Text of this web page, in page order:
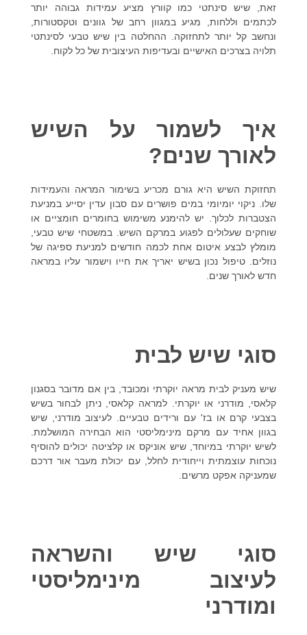
זאת, שיש סינתטי כמו קוורץ מציע עמידות גבוהה יותר
לכתמים וללחות, מגיע במגוון רחב של גוונים וטקסטורות,
ונחשב קל יותר לתחזוקה. ההחלטה בין שיש טבעי לסינתטי
תלויה בצרכים האישיים ובעדיפות העיצובית של כל לקוח.
איך לשמור על השיש
לאורך שנים?
תחזוקת השיש היא גורם מכריע בשימור המראה והעמידות
שלו. ניקוי יומיומי במים פושרים עם סבון עדין יסייע במניעת
הצטברות לכלוך. יש להימנע משימוש בחומרים חומציים או
שוחקים שעלולים לפגוע במרקם השיש. במשטחי שיש טבעי,
מומלץ לבצע איטום אחת לכמה חודשים למניעת ספיגה של
נוזלים. טיפול נכון בשיש יאריך את חייו וישמור עליו במראה
חדש לאורך שנים.
סוגי שיש לבית
שיש מעניק לבית מראה יוקרתי ומכובד, בין אם מדובר בסגנון
קלאסי, מודרני או יוקרתי. למראה קלאסי, ניתן לבחור בשיש
בצבעי קרם או בז' עם ורידים טבעיים. לעיצוב מודרני, שיש
בגוון אחיד עם מרקם מינימליסטי הוא הבחירה המושלמת.
לשיש יוקרתי במיוחד, שיש אוניקס או קלציטה יכולים להוסיף
נוכחות עוצמתית וייחודית לחלל, עם יכולת מעבר אור דרכם
שמעניקה אפקט מרשים.
סוגי שיש והשראה
לעיצוב מינימליסטי
ומודרני